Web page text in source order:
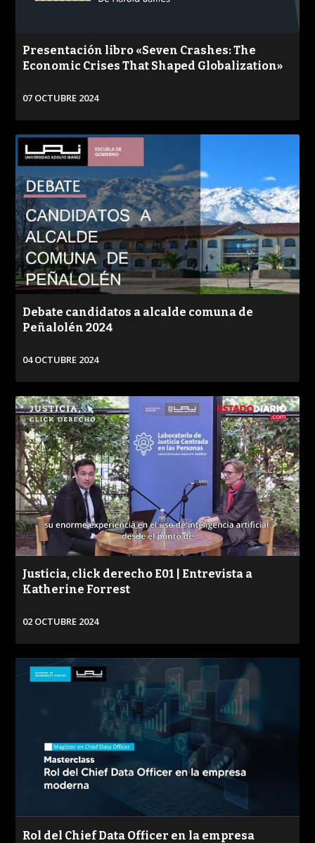
Presentación libro «Seven Crashes: The
Economic Crises That Shaped Globalization»
07 OCTUBRE 2024
VER
Debate candidatos a alcalde comuna de
Peñalolén 2024
04 OCTUBRE 2024
VER
Justicia, click derecho E01 | Entrevista a
Katherine Forrest
02 OCTUBRE 2024
VER
Rol del Chief Data Officer en la empresa